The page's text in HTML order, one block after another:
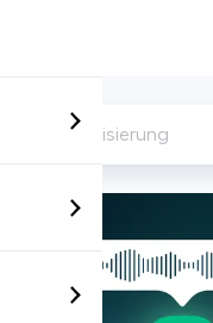
Digitalisierung